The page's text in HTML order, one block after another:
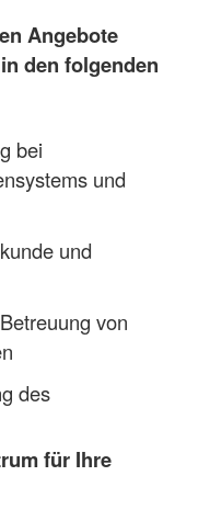
Angebote
den folgenden
bei
und
und
von
des
für Ihre